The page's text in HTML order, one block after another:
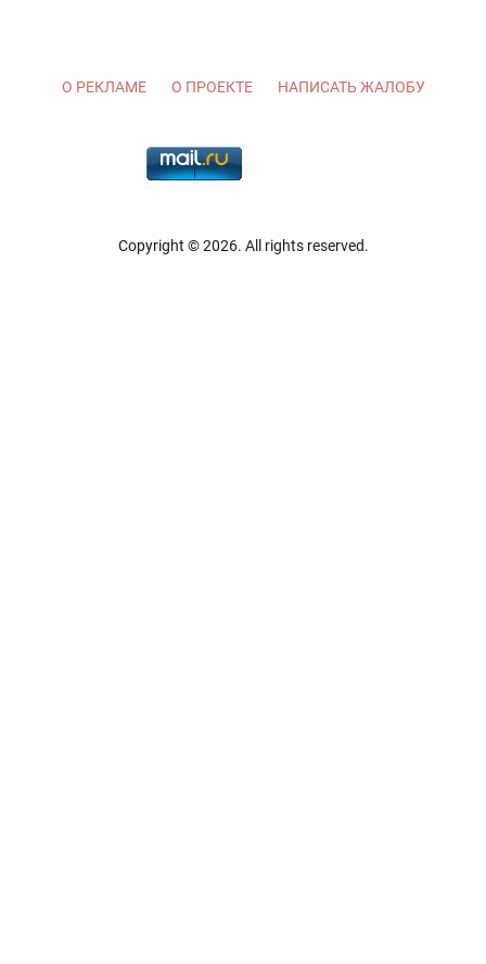
О РЕКЛАМЕ О ПРОЕКТЕ НАПИСАТЬ ЖАЛОБУ
Copyright © 2026. All rights reserved.